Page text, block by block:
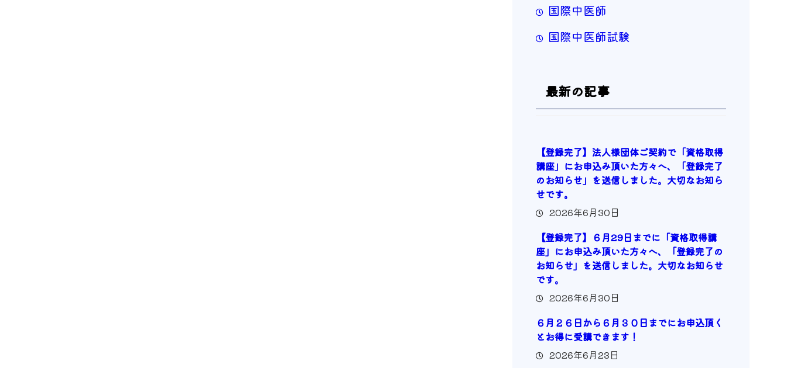
国際中医師
国際中医師試験
最新の記事
【登録完了】法人様団体ご契約で「資格取得
講座」にお申込み頂いた方々へ、「登録完了
のお知らせ」を送信しました。大切なお知ら
せです。
2026年6月30日
【登録完了】６月29日までに「資格取得講
座」にお申込み頂いた方々へ、「登録完了の
お知らせ」を送信しました。大切なお知らせ
です。
2026年6月30日
６月２６日から６月３０日までにお申込頂く
とお得に受講できます！
2026年6月23日